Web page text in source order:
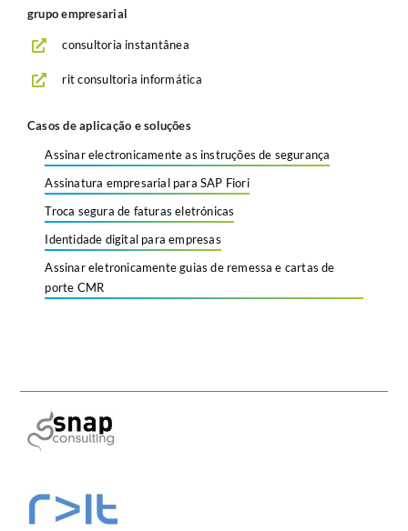
grupo empresarial
consultoria instantânea
rit consultoria informática
Casos de aplicação e soluções
Assinar electronicamente as instruções de segurança
Assinatura empresarial para SAP Fiori
Troca segura de faturas eletrónicas
Identidade digital para empresas
Assinar eletronicamente guias de remessa e cartas de
porte CMR